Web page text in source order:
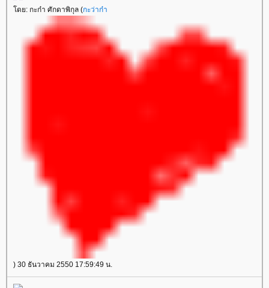
ดย: กะก๋า ศักดาพิกุล (กะว่าก๋า
) 30 ธันวาคม 2550 17:59:49 น.